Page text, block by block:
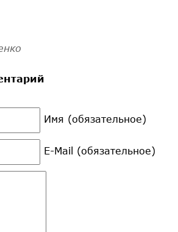
Имя (обязательное)
E-Mail (обязательное)